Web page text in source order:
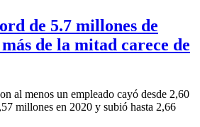
de 5.7 millones de
de la mitad carece de
al menos un empleado cayó desde 2,60
millones en 2020 y subió hasta 2,66